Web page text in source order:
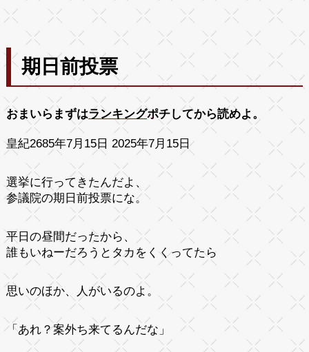
期日前投票
おまいらまずはランキングポチしてから読めよ。
皇紀2685年7月15日 2025年7月15日
選挙に行ってきたんだよ、
参議院の期日前投票にな。
平日の昼間だったから、
誰もいねーだろうとタカをくくってたら
思いのほか、人がいるのよ。
「あれ？案外ち来てるんだな」